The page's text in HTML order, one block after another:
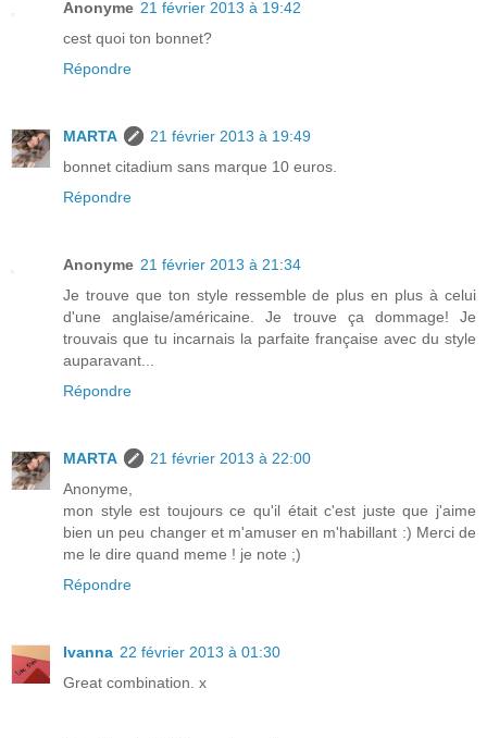
Anonyme 21 février 2013 à 19:42
cest quoi ton bonnet?
Répondre
MARTA
21 février 2013 à 19:49
bonnet citadium sans marque 10 euros.
Répondre
Anonyme 21 février 2013 à 21:34
Je trouve que ton style ressemble de plus en plus à celui
d'une anglaise/américaine. Je trouve ça dommage! Je
trouvais que tu incarnais la parfaite française avec du style
auparavant...
Répondre
MARTA
21 février 2013 à 22:00
Anonyme,
mon style est toujours ce qu'il était c'est juste que j'aime
bien un peu changer et m'amuser en m'habillant :) Merci de
me le dire quand meme ! je note ;)
Répondre
Ivanna 22 février 2013 à 01:30
Great combination. x